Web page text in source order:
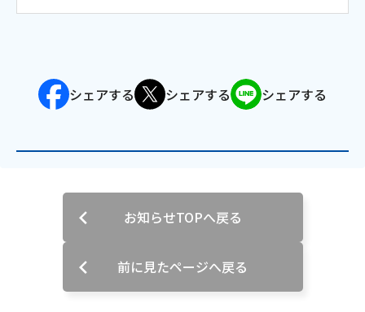
パンフレット・チラシ
サイトマップ
放送基準
シェアする シェアする シェアする
お知らせTOPへ戻る
前に見たページへ戻る